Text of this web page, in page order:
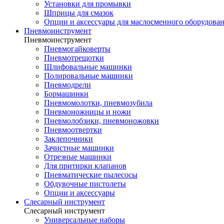
Установки для промывки
Шприцы для смазок
Опции и аксессуары для маслосменного
Пневмоинструмент
Пневмоинструмент
Пневмогайковерты
Пневмотрещотки
Шлифовальные машинки
Полировальные машинки
Пневмодрели
Бормашинки
Пневмомолотки, пневмозубила
Пневмоножницы и ножи
Пневмолобзики, пневмоножовки
Пневмоотвертки
Заклепочники
Зачистные машинки
Отрезные машинки
Для притирки клапанов
Пневматические пылесосы
Обдувочные пистолеты
Опции и аксессуары
Слесарный инструмент
Слесарный инструмент
Универсальные наборы